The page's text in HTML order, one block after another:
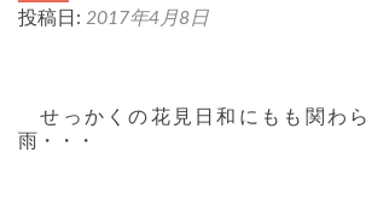
投稿日: 2017年4月8日
せっかくの花見日和にもも関わ
雨・・・